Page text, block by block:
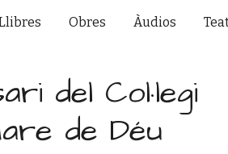
Skip to navigation
Obres Àudios
del Col·legi
de Déu